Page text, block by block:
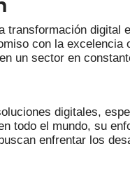
transformación digital
con la excelencia
un sector en
digitales,
todo el mundo, su
enfrentar los